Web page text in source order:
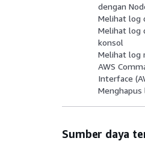
dengan
Melihat log
Melihat log
konsol
Melihat log
AWS
Interface
Menghapus
Sumber daya